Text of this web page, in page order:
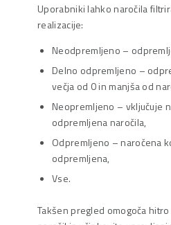
Uporabniki lahko naročila
realizacije:
Neodpremljeno –
Delno odpremljeno –
večja od 0 in manjša od
Neopremljeno – vključuje
odpremljena naročila,
Odpremljeno – naročena
odpremljena,
Vse.
Takšen pregled omogoča